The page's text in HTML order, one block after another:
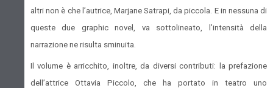
altri non è che l’autrice, Marjane Satrapi, da piccola. E in nessuna di
queste due graphic novel, va sottolineato, l’intensità della
narrazione ne risulta sminuita.
Il volume è arricchito, inoltre, da diversi contributi: la prefazione
dell’attrice Ottavia Piccolo, che ha portato in teatro uno